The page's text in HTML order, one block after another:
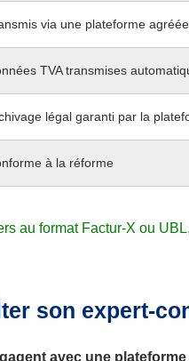
via une plateforme agréée
TVA transmises
légal garanti par la
à la réforme
au format Factur-X ou
son expert-
avec une